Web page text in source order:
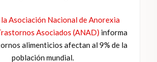
la Asociación Nacional de Anorexia
Asociados (ANAD) informa
alimenticios afectan al 9% de la
población mundial.